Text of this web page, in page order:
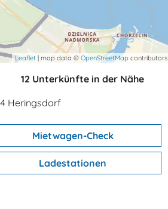
Leaflet | map data © OpenStreetMap contributors
12 Unterkünfte in der Nähe
Heringsdorf
Mietwagen-Check
Ladestationen